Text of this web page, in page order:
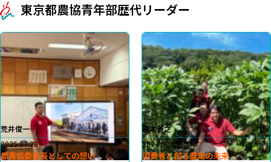
東京都農協青年部歴代リーダー
荒井俊一
2025.07.28
都青協委員長としての想い
笹本善之
2024.08.05
消費者と創る農業の未来